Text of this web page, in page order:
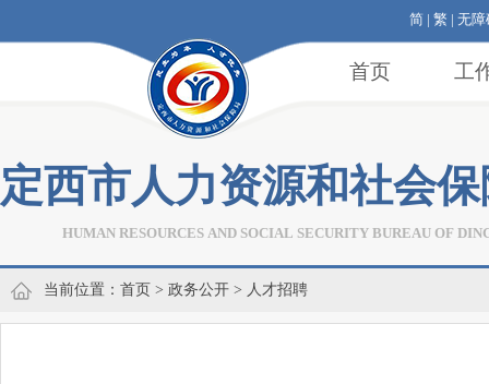
简 | 繁 | 无障
首页 工
定西市人力资源和社会
HUMAN RESOURCES AND SOCIAL SECURITY BUREAU OF
当前位置： 首页 > 政务公开 > 人才招聘